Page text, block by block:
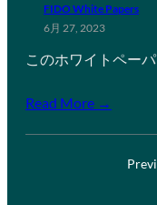
FIDO White Papers
6月 27, 2023
このホワイトペー
Read More →